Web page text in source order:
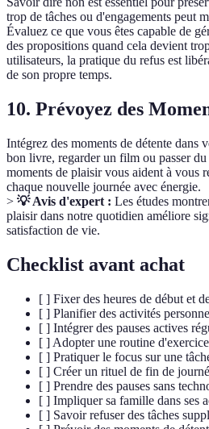
trop de tâches ou d'engagements peut
Évaluez ce que vous êtes capable de
des propositions quand cela devient
utilisateurs, la pratique du refus est
de son propre temps.
10. Prévoyez des
Intégrez des moments de détente dans
bon livre, regarder un film ou passer du
moments de plaisir vous aident à vous
chaque nouvelle journée avec énergie.
> 💡 Avis d'expert : Les études
plaisir dans notre quotidien améliore
satisfaction de vie.
Checklist avant achat
[ ] Fixer des heures de début et
[ ] Planifier des activités
[ ] Intégrer des pauses actives
[ ] Adopter une routine
[ ] Pratiquer le focus sur une
[ ] Créer un rituel de fin de
[ ] Prendre des pauses sans
[ ] Impliquer sa famille dans ses
[ ] Savoir refuser des tâches